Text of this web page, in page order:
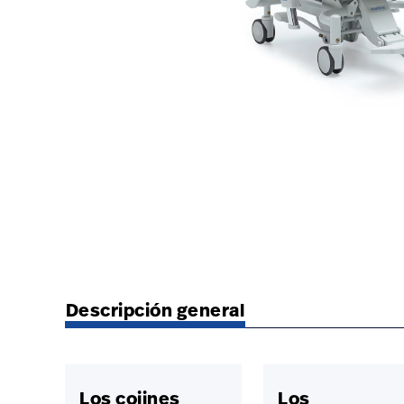
Descripción general
Los cojines
Los